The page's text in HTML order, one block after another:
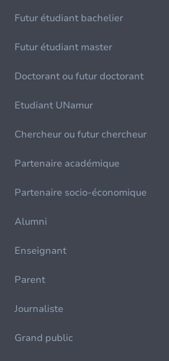
Futur étudiant bachelier
Futur étudiant master
Doctorant ou futur doctorant
Etudiant UNamur
Chercheur ou futur chercheur
Partenaire académique
Partenaire socio-économique
Alumni
Enseignant
Parent
Journaliste
Grand public